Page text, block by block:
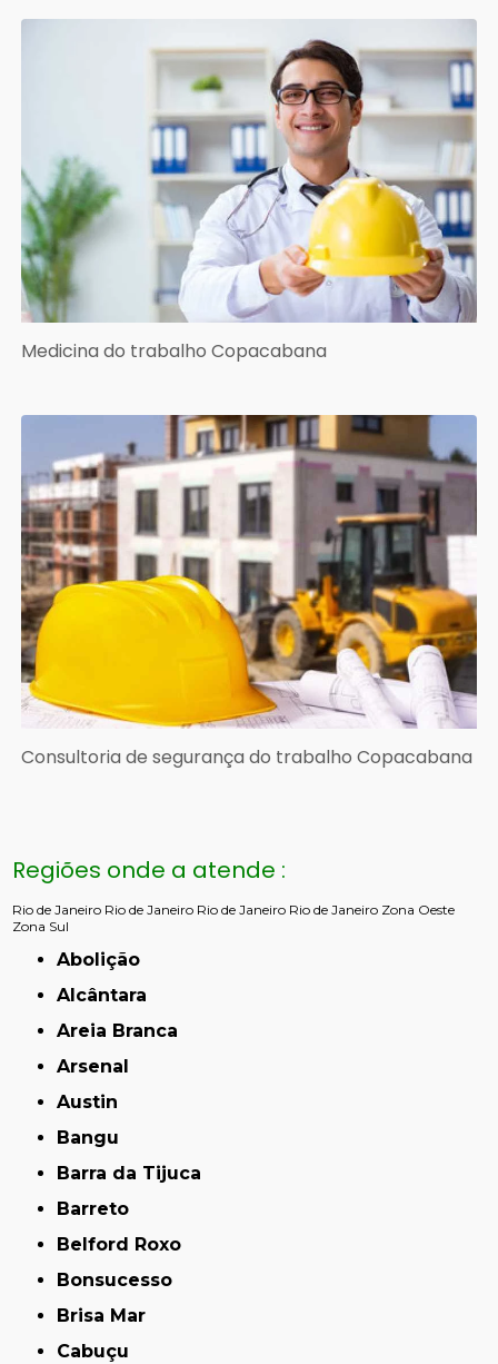
Medicina do trabalho Copacabana
Consultoria de segurança do trabalho Copacabana
Regiões onde a atende :
Rio de Janeiro Rio de Janeiro Rio de Janeiro Rio de Janeiro Zona Oeste
Zona Sul
Abolição
Alcântara
Areia Branca
Arsenal
Austin
Bangu
Barra da Tijuca
Barreto
Belford Roxo
Bonsucesso
Brisa Mar
Cabuçu